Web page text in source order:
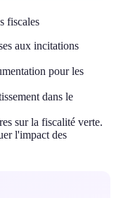
fiscales
aux incitations
pour les
dans le
sur la fiscalité verte.
l'impact des